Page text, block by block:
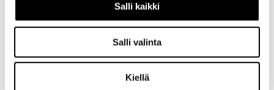
Salli kaikki
Salli valinta
Kiellä
Kuvaus
katkojan